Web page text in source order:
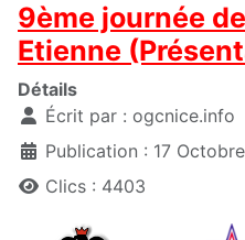
9ème journée
Etienne
Détails
Écrit par : ogcnice.info
Publication : 17
Clics : 4403